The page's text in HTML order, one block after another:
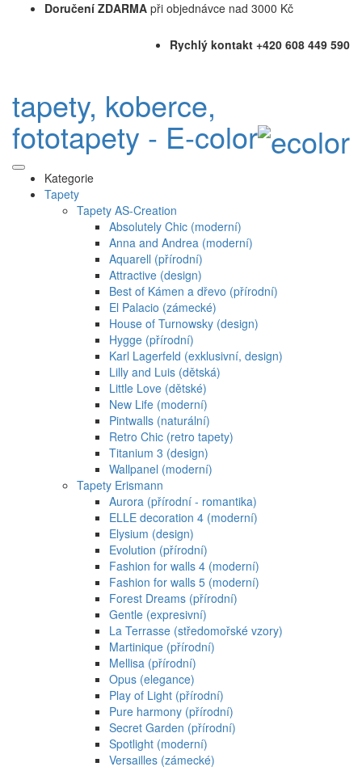
Doručení ZDARMA při objednávce nad 3000 Kč
Rychlý kontakt +420 608 449 590
tapety, koberce,
fototapety - E-color
Kategorie
Tapety
Tapety AS-Creation
Absolutely Chic (moderní)
Anna and Andrea (moderní)
Aquarell (přírodní)
Attractive (design)
Best of Kámen a dřevo (přírodní)
El Palacio (zámecké)
House of Turnowsky (design)
Hygge (přírodní)
Karl Lagerfeld (exklusivní, design)
Lilly and Luis (dětská)
Little Love (dětské)
New Life (moderní)
Pintwalls (naturální)
Retro Chic (retro tapety)
Titanium 3 (design)
Wallpanel (moderní)
Tapety Erismann
Aurora (přírodní - romantika)
ELLE decoration 4 (moderní)
Elysium (design)
Evolution (přírodní)
Fashion for walls 4 (moderní)
Fashion for walls 5 (moderní)
Forest Dreams (přírodní)
Gentle (expresivní)
La Terrasse (středomořské vzory)
Martinique (přírodní)
Mellisa (přírodní)
Opus (elegance)
Play of Light (přírodní)
Pure harmony (přírodní)
Secret Garden (přírodní)
Spotlight (moderní)
Versailles (zámecké)